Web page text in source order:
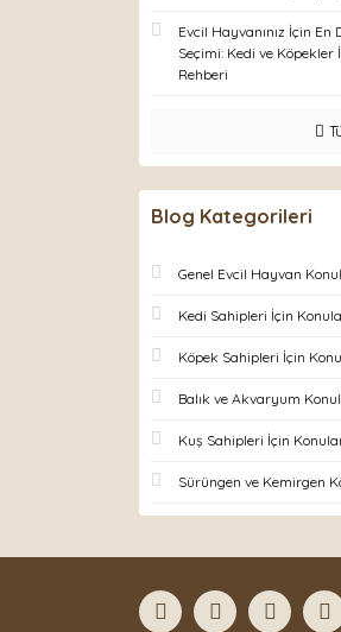
Evcil Hayvanınız İçin En
Seçimi: Kedi ve Köpekler
Rehberi
Blog Kategorileri
Genel Evcil Hayvan
Kedi Sahipleri İçin
Köpek Sahipleri İçin
Balık ve Akvaryum
Kuş Sahipleri İçin
Sürüngen ve Kemirgen